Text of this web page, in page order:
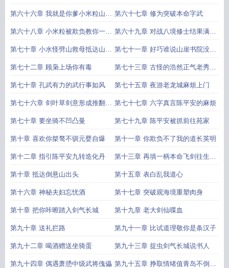
剑仙
第六十六章 我就是你爹小米粒山水
游记
第六十七章 修为突破本命字武
第六十八章 小米粒被欺负教你一个
道理
第六十九章 对战八境修士结果满意
吗
第七十章 小水怪劈山救母抵达山崖
书院
第七十一章 好巧谁说山崖书院没人
了
第七十二章 顾枭上场你有毒 第七十三章 古怪的浩然正气老秀才
来了
第七十章 孔武有力的武行事如风 第七十五章 夜游老龙城麻烦上门
第七十六章 剑叶草剑意形成推翻托
月山
第七十七章 六字真言陈平安的麻烦
第七十章 要坐骑不凹凸曼 第七十九章 陈平安被抓前往苑家
第十章 喜欢你桀骜不驯元婴自爆 第十一章 你欺负不了我的道长英明
第十二章 指引陈平安九转造化丹 第十三章 再填一柄本命飞剑往生剑
眸
第十章 抵达倒悬山出头 第十五章 表白乱我道心
第十六章 神秘夫妇忘忧酒 第十七章 突破观海境重塑肉身
第十章 把你咔嚓踏入剑气长城 第十九章 老大剑仙喋血
第九十章 送礼拦路 第九十一章 比试道理敬你是条汉子
第九十二章 喝酒赠送坐骑蛋 第九十三章 捉虫剑气长城说书人
第九十四章 偶遇萧愻中级武将傀儡 第九十五章 挣取情绪值青岛不倒我